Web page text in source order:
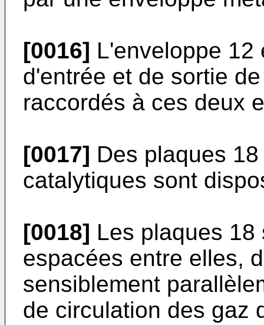
[0016] L'enveloppe 12
d'entrée et de sortie
raccordés à ces deux
[0017] Des plaques
catalytiques sont
[0018] Les plaques
espacées entre elles,
sensiblement
de circulation des gaz